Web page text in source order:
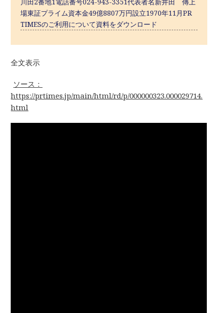
川田2番地1電話番号024-943-3351代表者名新井田 傳上
場東証プライム資本金49億8807万円設立1970年11月PR
TIMESのご利用について資料をダウンロード
全文表示
ソース：
https://prtimes.jp/main/html/rd/p/000000323.000029714.
html